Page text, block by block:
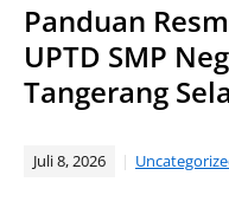
Panduan
UPTD SMP
Tangerang
Juli 8, 2026